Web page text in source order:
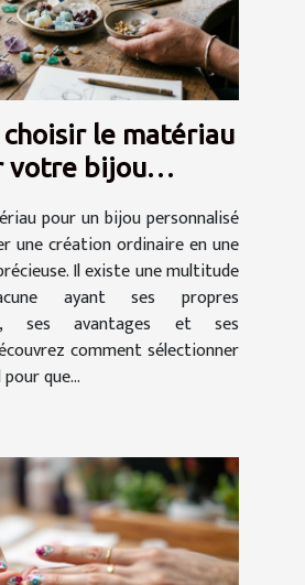
le matériau
votre bijou
pour un bijou personnalisé
une création ordinaire en une
Il existe une multitude
ayant ses propres
ses avantages et ses
comment sélectionner
que...